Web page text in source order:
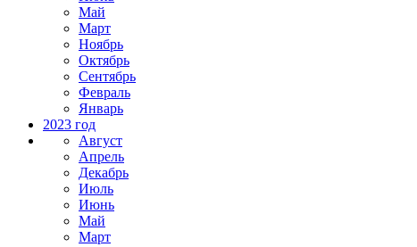
Май
Март
Ноябрь
Октябрь
Сентябрь
Февраль
Январь
2023 год
Август
Апрель
Декабрь
Июль
Июнь
Май
Март